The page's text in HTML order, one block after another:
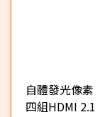
自體發光像素
四組HDMI 2.1